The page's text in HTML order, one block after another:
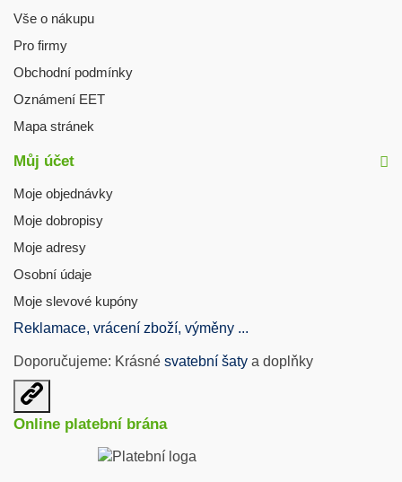
Vše o nákupu
Pro firmy
Obchodní podmínky
Oznámení EET
Mapa stránek
Můj účet
Moje objednávky
Moje dobropisy
Moje adresy
Osobní údaje
Moje slevové kupóny
Reklamace, vrácení zboží, výměny ...
Doporučujeme: Krásné svatební šaty a doplňky
Otevřit
užitečné
odkazy
Online platební brána